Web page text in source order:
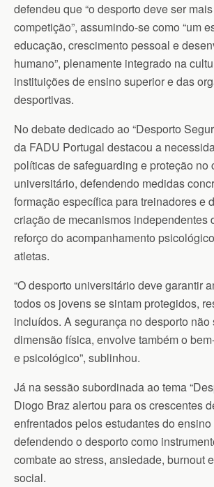
defendeu que “o desporto deve ser
competição”, assumindo-se como “um
educação, crescimento pessoal e
humano”, plenamente integrado na
instituições de ensino superior e das
desportivas.
No debate dedicado ao “Desporto
da FADU Portugal destacou a
políticas de safeguarding e proteção no
universitário, defendendo medidas
formação específica para treinadores e
criação de mecanismos independentes
reforço do acompanhamento
atletas.
“O desporto universitário deve garantir
todos os jovens se sintam protegidos,
incluídos. A segurança no desporto não
dimensão física, envolve também o
e psicológico”, sublinhou.
Já na sessão subordinada ao tema
Diogo Braz alertou para os crescentes
enfrentados pelos estudantes do ensino
defendendo o desporto como
combate ao stress, ansiedade, burnout
social.